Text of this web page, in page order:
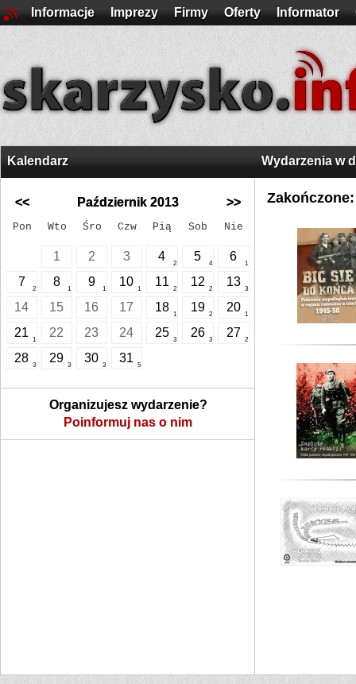
Informacje Imprezy Firmy Oferty Informator
Kalendarz
<< Październik 2013 >>
Pon Wto Śro Czw Pią Sob Nie
1 2 3 4
2
5
4
6
1
7
2
8
1
9
1
10
1
11
2
12
2
13
3
14 15 16 17 18
1
19
2
20
1
21
1
22 23 24 25
3
26
3
27
2
28
3
29
3
30
3
31
5
Organizujesz wydarzenie?
Poinformuj nas o nim
Wydarzenia w
Zakończone: